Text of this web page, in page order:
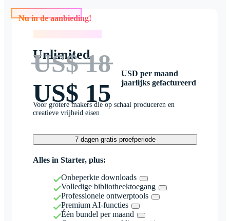
Nu in de aanbieding!
Unlimited
US$ 18
US$ 15
USD per maand
jaarlijks gefactureerd
Voor grotere makers die op schaal produceren en
creatieve vrijheid eisen
7 dagen gratis proefperiode
Alles in Starter, plus:
Onbeperkte downloads
Volledige bibliotheektoegang
Professionele ontwerptools
Premium AI-functies
Één bundel per maand